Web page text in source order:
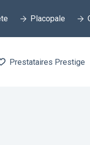
Placopale
Prestataires Prestige